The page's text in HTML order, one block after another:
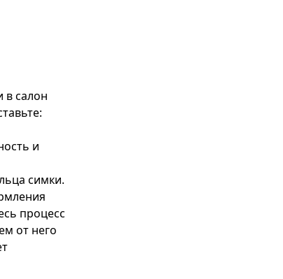
салон
и
симки.
процесс
от него